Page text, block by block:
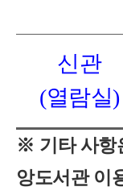
신관
(열람실)
※ 기타 사항
앙도서관 이